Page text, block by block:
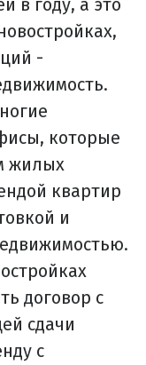
-
которые
жилых
квартир
и
договор с
сдачи
с